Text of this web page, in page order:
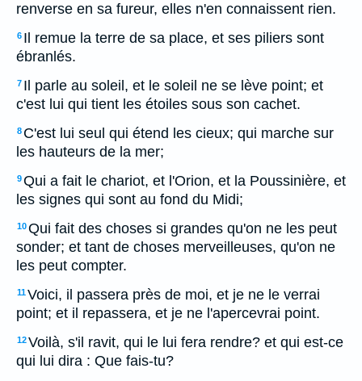
renverse en sa fureur, elles n'en connaissent rien.
6 Il remue la terre de sa place, et ses piliers sont
ébranlés.
7 Il parle au soleil, et le soleil ne se lève point; et
c'est lui qui tient les étoiles sous son cachet.
8 C'est lui seul qui étend les cieux; qui marche sur
les hauteurs de la mer;
9Qui a fait le chariot, et l'Orion, et la Poussinière, et
les signes qui sont au fond du Midi;
10Qui fait des choses si grandes qu'on ne les peut
sonder; et tant de choses merveilleuses, qu'on ne
les peut compter.
11Voici, il passera près de moi, et je ne le verrai
point; et il repassera, et je ne l'apercevrai point.
12Voilà, s'il ravit, qui le lui fera rendre? et qui est-ce
qui lui dira : Que fais-tu?